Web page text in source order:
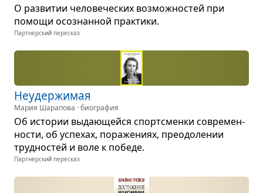
О раз­ви­тии чело­ве­че­ских воз­мож­но­стей при
помощи осо­знан­ной прак­тики.
Партнёрский пересказ
Неудер­жи­мая
Мария Шарапова · биография
Об исто­рии выда­ю­щейся спорт­сменки совре­мен­
но­сти, об успе­хах, пора­же­ниях, пре­одо­ле­нии
труд­но­стей и воле к победе.
Партнёрский пересказ